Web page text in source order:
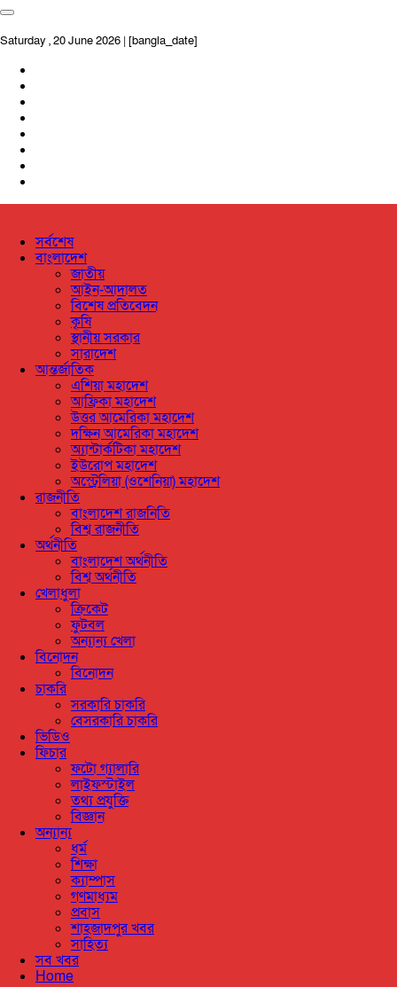
Saturday , 20 June 2026 | [bangla_date]
সর্বশেষ
বাংলাদেশ
জাতীয়
আইন-আদালত
বিশেষ প্রতিবেদন
কৃষি
স্থানীয় সরকার
সারাদেশ
আন্তর্জাতিক
এশিয়া মহাদেশ
আফ্রিকা মহাদেশ
উত্তর আমেরিকা মহাদেশ
দক্ষিন আমেরিকা মহাদেশ
অ্যান্টার্কটিকা মহাদেশ
ইউরোপ মহাদেশ
অস্ট্রেলিয়া (ওশেনিয়া) মহাদেশ
রাজনীতি
বাংলাদেশ রাজনিতি
বিশ্ব রাজনীতি
অর্থনীতি
বাংলাদেশ অর্থনীতি
বিশ্ব অর্থনীতি
খেলাধুলা
ক্রিকেট
ফুটবল
অন্যান্য খেলা
বিনোদন
বিনোদন
চাকরি
সরকারি চাকরি
বেসরকারি চাকরি
ভিডিও
ফিচার
ফটো গ্যালারি
লাইফস্টাইল
তথ্য প্রযুক্তি
বিজ্ঞান
অন্যান্য
ধর্ম
শিক্ষা
ক্যাম্পাস
গণমাধ্যম
প্রবাস
শাহজাদপুর খবর
সাহিত্য
সব খবর
Home